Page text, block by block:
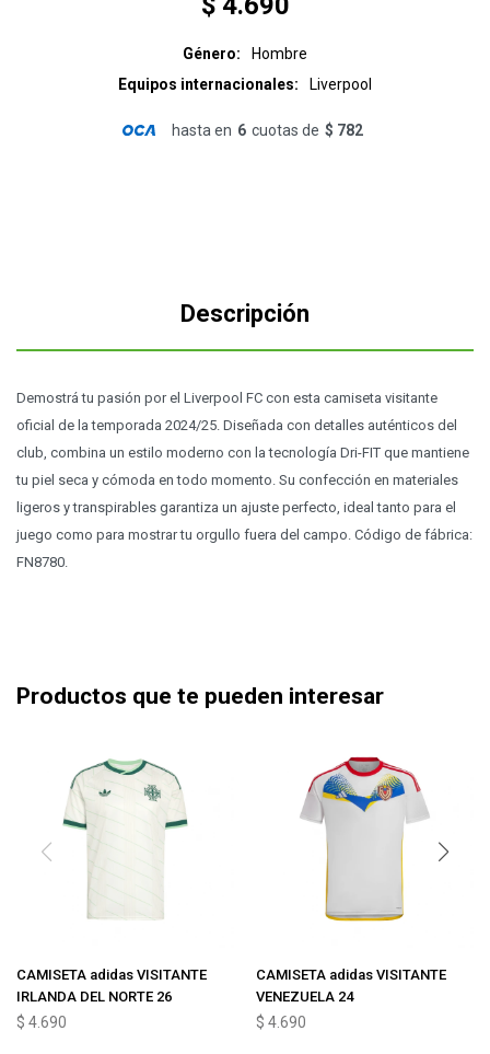
Género
Hombre
Equipos internacionales
Liverpool
hasta en 6 cuotas de $ 782
Descripción
Demostrá tu pasión por el Liverpool FC con esta camiseta visitante
oficial de la temporada 2024/25. Diseñada con detalles auténticos del
club, combina un estilo moderno con la tecnología Dri-FIT que mantiene
tu piel seca y cómoda en todo momento. Su confección en materiales
ligeros y transpirables garantiza un ajuste perfecto, ideal tanto para el
juego como para mostrar tu orgullo fuera del campo. Código de fábrica:
FN8780.
Productos que te pueden interesar
CAMISETA adidas VISITANTE
IRLANDA DEL NORTE 26
$ 4.690
CAMISETA adidas VISITANTE
VENEZUELA 24
$ 4.690